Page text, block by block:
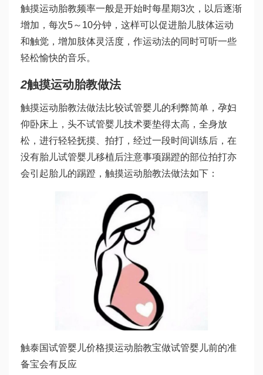
触摸运动胎教频率一般是开始时每星期3次，以后逐渐
增加，每次5～10分钟，这样可以促进胎儿肢体运动
和触觉，增加肢体灵活度，作运动法的同时可听一些
轻松愉快的音乐。
2触摸运动胎教做法
触摸运动胎教法做法比较试管婴儿的利弊简单，孕妇
仰卧床上，头不试管婴儿技术要垫得太高，全身放
松，进行轻轻抚摸、拍打，经过一段时间训练后，在
没有胎儿试管婴儿移植后注意事项踢蹬的部位拍打亦
会引起胎儿的踢蹬，触摸运动胎教法做法如下：
触泰国试管婴儿价格摸运动胎教宝做试管婴儿前的准
备宝会有反应